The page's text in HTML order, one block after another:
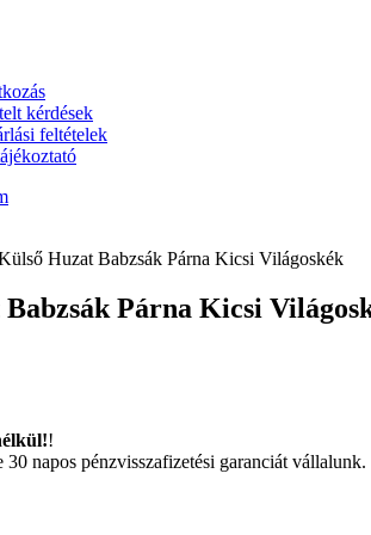
kérdések
feltételek
Huzat Babzsák Párna Kicsi Világoskék
Párna Kicsi
!
napos pénzvisszafizetési garanciát vállalunk.